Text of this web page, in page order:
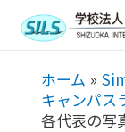
ホーム
キャンパ
各代表の写